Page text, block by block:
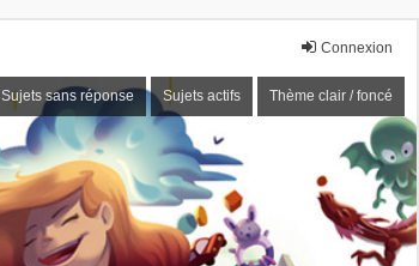
Connexion
Sujets sans réponse Sujets actifs Thème clair / foncé